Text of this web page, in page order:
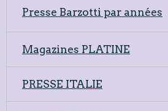
Presse Barzotti par années
Magazines PLATINE
PRESSE ITALIE